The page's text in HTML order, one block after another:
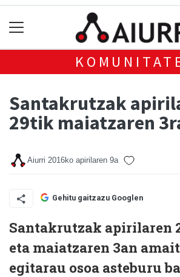
Santakrutzak
29tik maiatzaren
Aiurri 2016ko apirilaren 9a
Gehitu gaitzazu Googlen
Santakrutzak apirilaren
eta maiatzaren 3an
egitarau osoa asteburu